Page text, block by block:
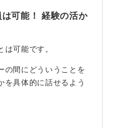
可能！ 経験の活か
可能です。
の間にどういうことを
を具体的に話せるよう